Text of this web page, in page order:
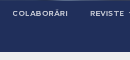
COLABORĂRI REVISTE